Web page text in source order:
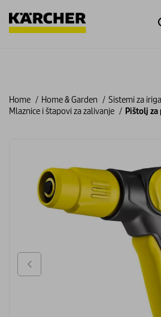
Home Home & Garden
Sistemi za
Mlaznice i štapovi za zalivanje
Pištolj za